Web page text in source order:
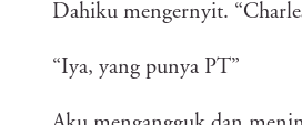
Dahiku mengernyit.
“Iya, yang punya PT”